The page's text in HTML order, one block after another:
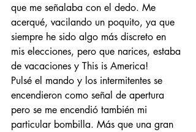
que me señalaba con el dedo. Me
acerqué, vacilando un poquito, ya que
siempre he sido algo más discreto en
mis elecciones, pero que narices, estaba
de vacaciones y This is America!
Pulsé el mando y los intermitentes se
encendieron como señal de apertura
pero se me encendió también mi
particular bombilla. Más que una gran